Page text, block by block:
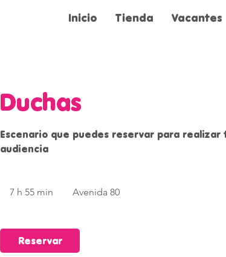
Inicio Tienda Vacantes
Duchas
Escenario que puedes reservar para
audiencia
7 h 55 min
5
Avenida 80
Reservar